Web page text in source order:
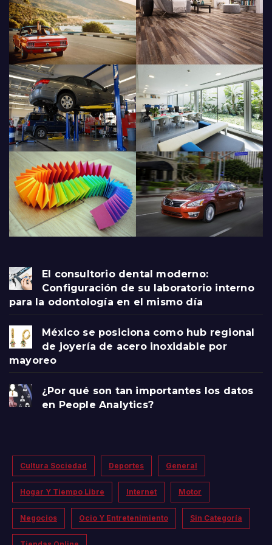
El consultorio dental moderno:
Configuración de su laboratorio interno
para la odontología en el mismo día
México se posiciona como hub regional
de joyería de acero inoxidable por
mayoreo
¿Por qué son tan importantes los datos
en People Analytics?
Cultura Sociedad Deportes General
Hogar Y Tiempo Libre Internet Motor
Negocios Ocio Y Entretenimiento Sin Categoría